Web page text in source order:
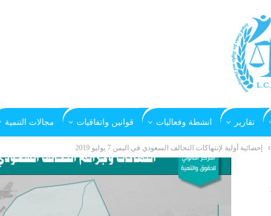
تقارير انشطة وفعاليات قوانين واتفاقيات مجالات التنمية
إحصائية أولية لإنتهاكات التحالف السعودي في اليمن 7 يوليو 2019